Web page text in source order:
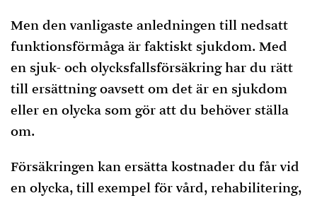
Men den vanligaste anledningen till nedsatt
funktionsförmåga är faktiskt sjukdom. Med
en sjuk- och olycksfallsförsäkring har du rätt
till ersättning oavsett om det är en sjukdom
eller en olycka som gör att du behöver ställa
om.
Försäkringen kan ersätta kostnader du får vid
en olycka, till exempel för vård, rehabilitering,